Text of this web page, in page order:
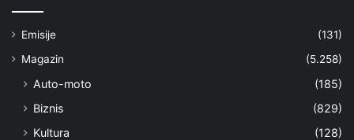
Emisije
(131)
Magazin
(5.258)
Auto-moto
(185)
Biznis
(829)
Kultura
(128)